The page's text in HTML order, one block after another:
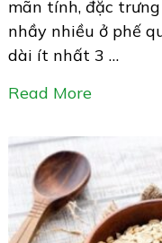
mãn tính, đặc
nhầy nhiều ở phế
dài ít nhất 3 …
Read More